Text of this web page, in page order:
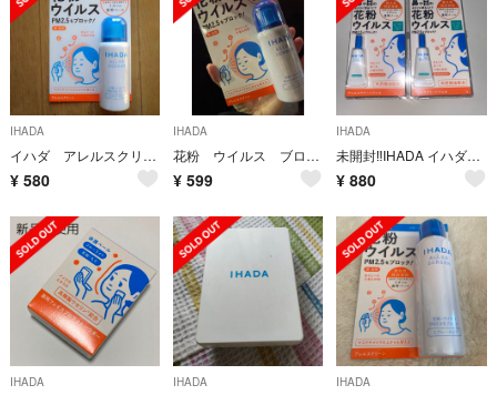
IHADA
イハダ アレルスクリーン EX 50g 花粉スプレー
¥ 580
IHADA
花粉 ウイルス ブロック IHADA スプレー イハダ
¥ 599
IHADA
未開封‼️IHADA イハダ アレルスクリーンジェル クールEX ２個セット
¥ 880
IHADA IHADA IHADA